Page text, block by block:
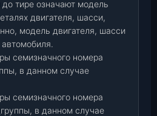
тире означают модель
двигателя, шасси,
модель двигателя, шасси
семизначного номера
в данном случае
семизначного номера
в данном случае